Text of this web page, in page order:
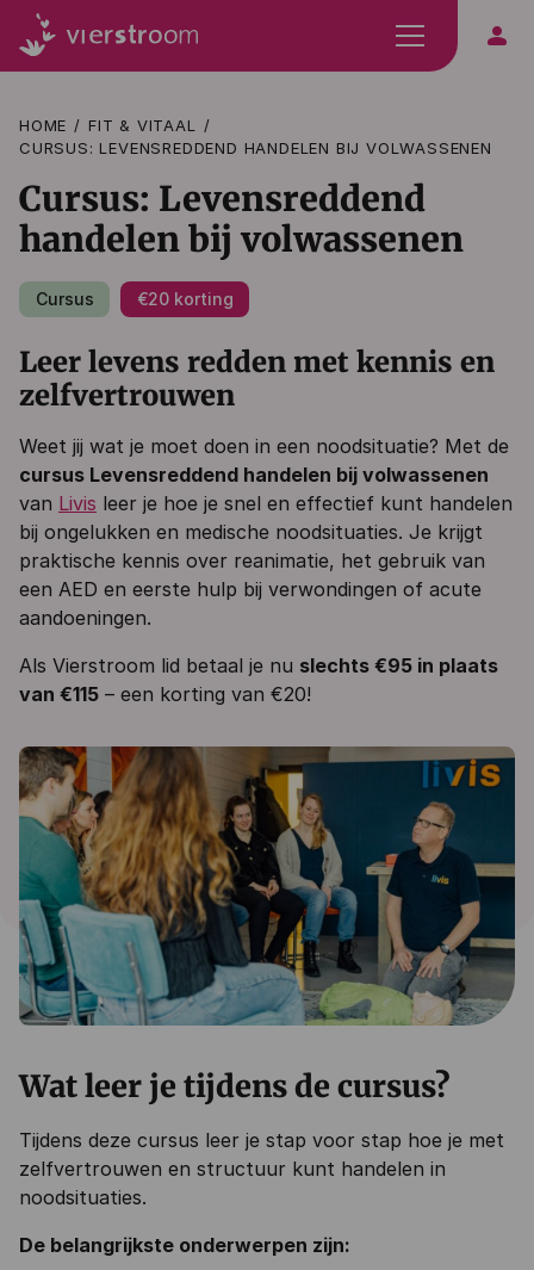
person
HOME
FIT & VITAAL
CURSUS: LEVENSREDDEND HANDELEN BIJ VOLWASSENEN
Cursus: Levensreddend
handelen bij volwassenen
Cursus €20 korting
Leer levens redden met kennis en
zelfvertrouwen
Weet jij wat je moet doen in een noodsituatie? Met de
cursus Levensreddend handelen bij volwassenen
van Livis leer je hoe je snel en effectief kunt handelen
bij ongelukken en medische noodsituaties. Je krijgt
praktische kennis over reanimatie, het gebruik van
een AED en eerste hulp bij verwondingen of acute
aandoeningen.
Als Vierstroom lid betaal je nu slechts €95 in plaats
van €115 – een korting van €20!
Wat leer je tijdens de cursus?
Tijdens deze cursus leer je stap voor stap hoe je met
zelfvertrouwen en structuur kunt handelen in
noodsituaties.
De belangrijkste onderwerpen zijn: